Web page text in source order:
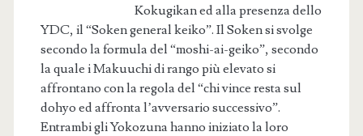
Kokugikan ed alla presenza dello
YDC, il “Soken general keiko”. Il Soken si svolge
secondo la formula del “moshi-ai-geiko”, secondo
la quale i Makuuchi di rango più elevato si
affrontano con la regola del “chi vince resta sul
dohyo ed affronta l’avversario successivo”.
Entrambi gli Yokozuna hanno iniziato la loro